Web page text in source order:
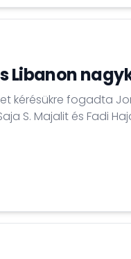
Libanon
kérésükre fogadta
S. Majalit és Fadi